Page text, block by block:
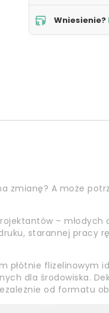
Wniesienie?
zmianę? A może
– młodych
starannej pracy
płótnie flizelinowym
dla środowiska.
od formatu